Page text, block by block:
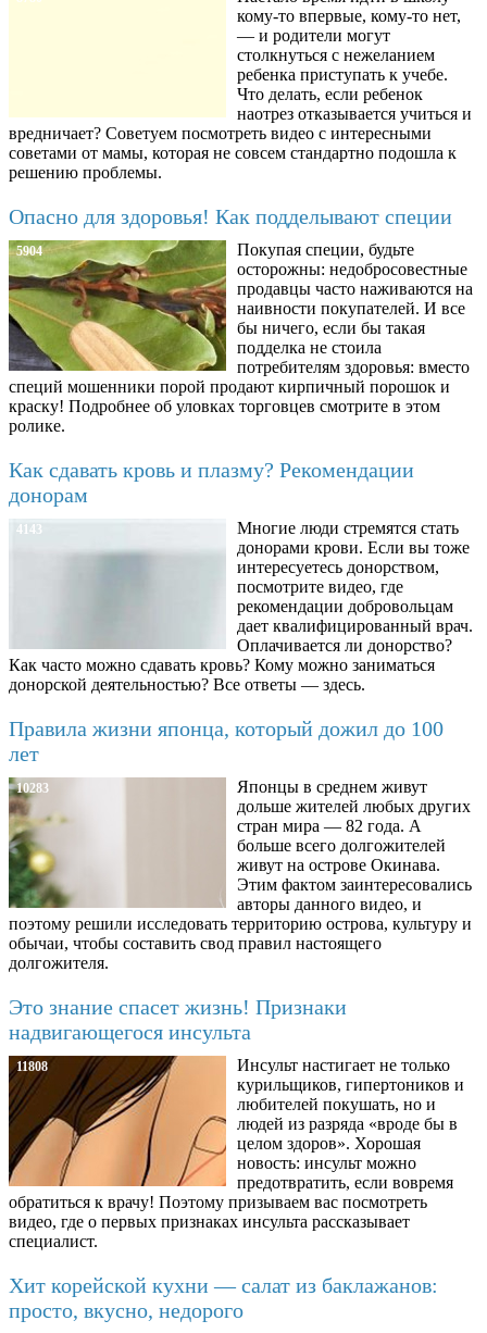
кому-то впервые, кому-то нет,
— и родители могут
столкнуться с нежеланием
ребенка приступать к учебе.
Что делать, если ребенок
наотрез отказывается учиться и
вредничает? Советуем посмотреть видео с интересными
советами от мамы, которая не совсем стандартно подошла к
решению проблемы.
Опасно для здоровья! Как подделывают специи
5904
Покупая специи, будьте
осторожны: недобросовестные
продавцы часто наживаются на
наивности покупателей. И все
бы ничего, если бы такая
подделка не стоила
потребителям здоровья: вместо
специй мошенники порой продают кирпичный порошок и
краску! Подробнее об уловках торговцев смотрите в этом
ролике.
Как сдавать кровь и плазму? Рекомендации
донорам
4143
Многие люди стремятся стать
донорами крови. Если вы тоже
интересуетесь донорством,
посмотрите видео, где
рекомендации добровольцам
дает квалифицированный врач.
Оплачивается ли донорство?
Как часто можно сдавать кровь? Кому можно заниматься
донорской деятельностью? Все ответы — здесь.
Правила жизни японца, который дожил до 100
лет
10283
Японцы в среднем живут
дольше жителей любых других
стран мира — 82 года. А
больше всего долгожителей
живут на острове Окинава.
Этим фактом заинтересовались
авторы данного видео, и
поэтому решили исследовать территорию острова, культуру и
обычаи, чтобы составить свод правил настоящего
долгожителя.
Это знание спасет жизнь! Признаки
надвигающегося инсульта
11808
Инсульт настигает не только
курильщиков, гипертоников и
любителей покушать, но и
людей из разряда «вроде бы в
целом здоров». Хорошая
новость: инсульт можно
предотвратить, если вовремя
обратиться к врачу! Поэтому призываем вас посмотреть
видео, где о первых признаках инсульта рассказывает
специалист.
Хит корейской кухни — салат из баклажанов:
просто, вкусно, недорого